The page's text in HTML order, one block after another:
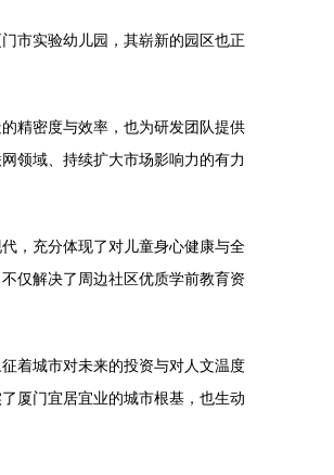
市实验幼儿园，其崭新的园区也正
精密度与效率，也为研发团队提供
领域、持续扩大市场影响力的有力
，充分体现了对儿童身心健康与全
仅解决了周边社区优质学前教育资
着城市对未来的投资与对人文温度
厦门宜居宜业的城市根基，也生动